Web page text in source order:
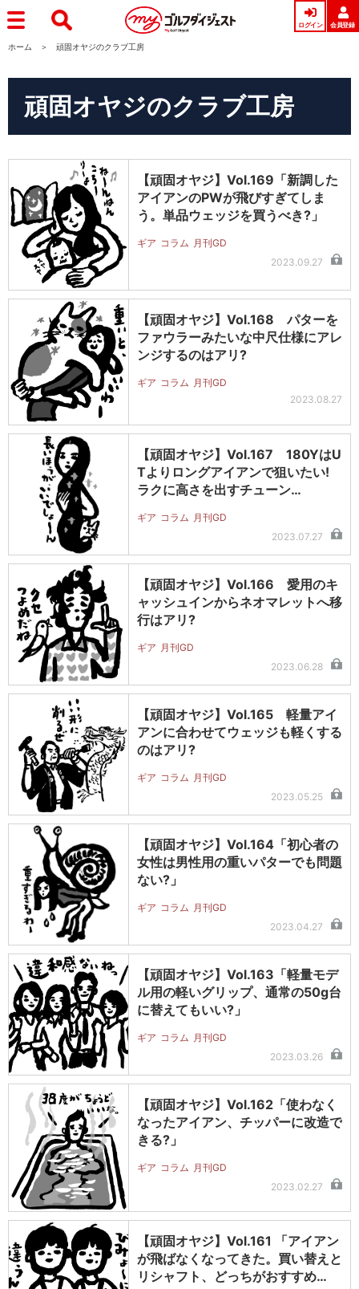
ログイン 会員登録
ホーム 頑固オヤジのクラブ工房
頑固オヤジのクラブ工房
【頑固オヤジ】Vol.169「新調した
アイアンのPWが飛びすぎてしま
う。単品ウェッジを買うべき?」
ギア コラム 月刊GD
2023.09.27
【頑固オヤジ】Vol.168 パターを
ファウラーみたいな中尺仕様にアレ
ンジするのはアリ?
ギア コラム 月刊GD
2023.08.27
【頑固オヤジ】Vol.167 180YはU
Tよりロングアイアンで狙いたい!
ラクに高さを出すチューン…
ギア コラム 月刊GD
2023.07.27
【頑固オヤジ】Vol.166 愛用のキ
ャッシュインからネオマレットへ移
行はアリ?
ギア 月刊GD
2023.06.28
【頑固オヤジ】Vol.165 軽量アイ
アンに合わせてウェッジも軽くする
のはアリ?
ギア コラム 月刊GD
2023.05.25
【頑固オヤジ】Vol.164「初心者の
女性は男性用の重いパターでも問題
ない?」
ギア コラム 月刊GD
2023.04.27
【頑固オヤジ】Vol.163「軽量モデ
ル用の軽いグリップ、通常の50g台
に替えてもいい?」
ギア コラム 月刊GD
2023.03.26
【頑固オヤジ】Vol.162「使わなく
なったアイアン、チッパーに改造で
きる?」
ギア コラム 月刊GD
2023.02.27
【頑固オヤジ】Vol.161 「アイアン
が飛ばなくなってきた。買い替えと
リシャフト、どっちがおすすめ…